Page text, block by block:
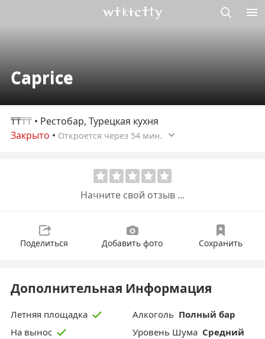
Caprice
₸₸₸₸ • Рестобар, Турецкая кухня
Закрыто • Откроется через 54 мин.
Начните свой отзыв ...
Поделиться Добавить фото Сохранить
Дополнительная Информация
Летняя площадка Aлкоголь Полный бар
На вынос
Уровень Шума Средний